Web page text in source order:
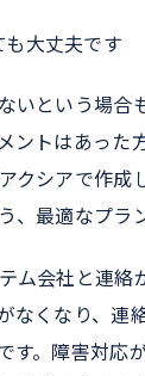
も大丈夫です
いという場合
ントはあっ
クシアで作
、最適なプラ
会社と連絡
なくなり、連
す。障害対応